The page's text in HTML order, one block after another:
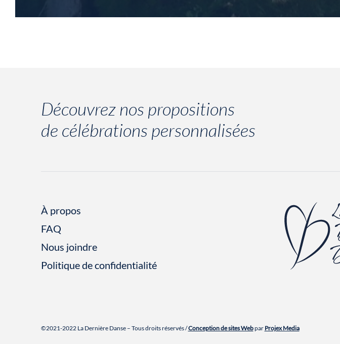
Découvrez nos propositions
de célébrations personnalisées
À propos
FAQ
Nous joindre
Politique de confidentialité
©2021-2022 La Dernière Danse – Tous droits réservés /Conception de sites Webpar Projex Media